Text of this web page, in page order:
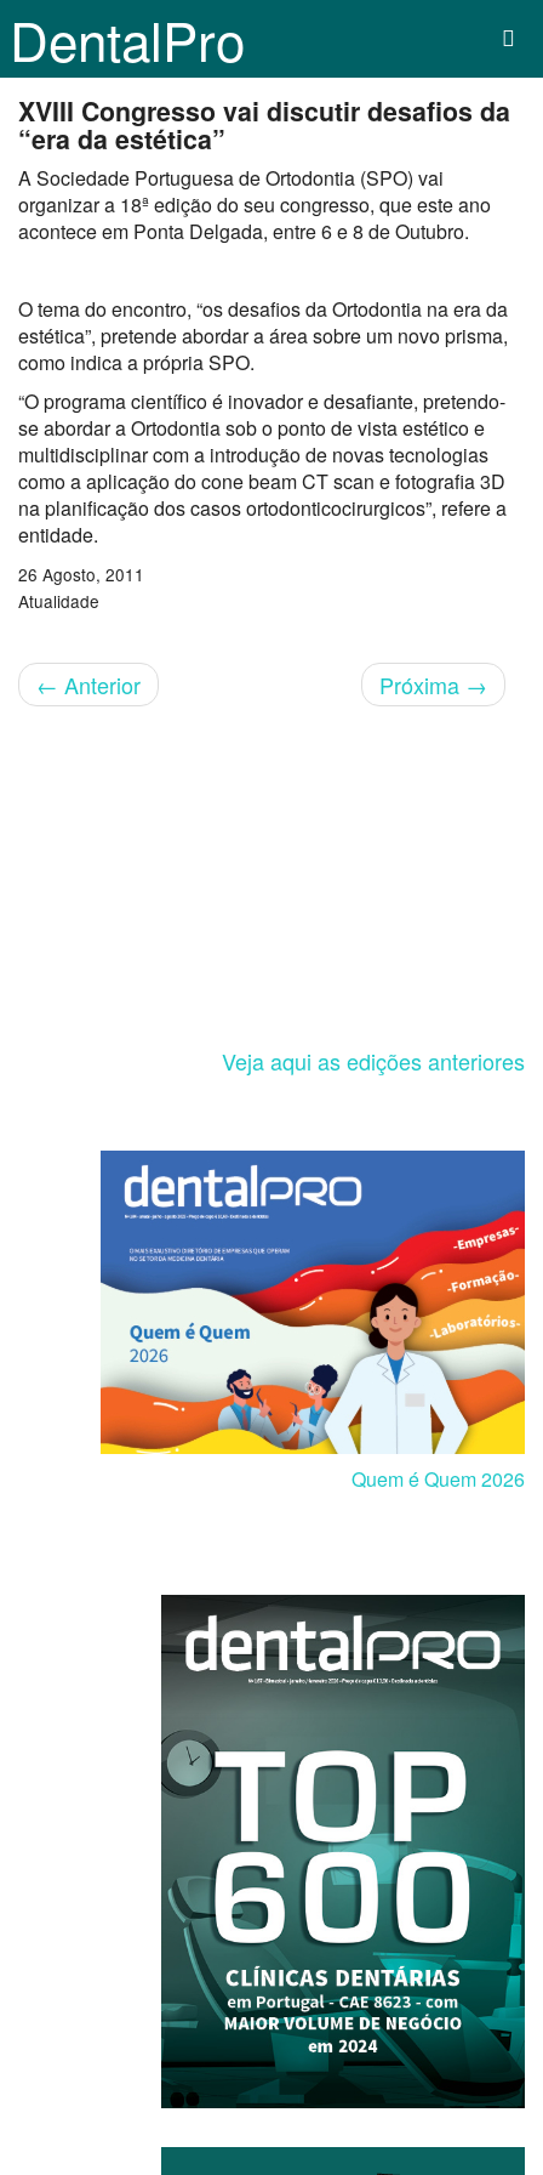
DentalPro
XVIII Congresso vai discutir desafios da
“era da estética”
A Sociedade Portuguesa de Ortodontia (SPO) vai
organizar a 18ª edição do seu congresso, que este ano
acontece em Ponta Delgada, entre 6 e 8 de Outubro.
O tema do encontro, “os desafios da Ortodontia na era da
estética”, pretende abordar a área sobre um novo prisma,
como indica a própria SPO.
“O programa científico é inovador e desafiante, pretendo-
se abordar a Ortodontia sob o ponto de vista estético e
multidisciplinar com a introdução de novas tecnologias
como a aplicação do cone beam CT scan e fotografia 3D
na planificação dos casos ortodonticocirurgicos”, refere a
entidade.
26 Agosto, 2011
Atualidade
← Anterior Próxima →
Veja aqui as edições anteriores
Quem é Quem 2026